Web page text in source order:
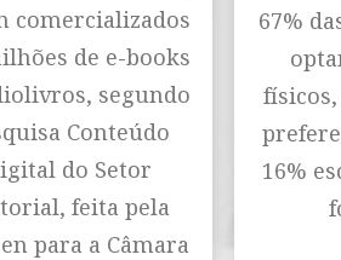
comercializados
de e-books
segundo
Conteúdo
do Setor
feita pela
para a Câmara
67%
16%